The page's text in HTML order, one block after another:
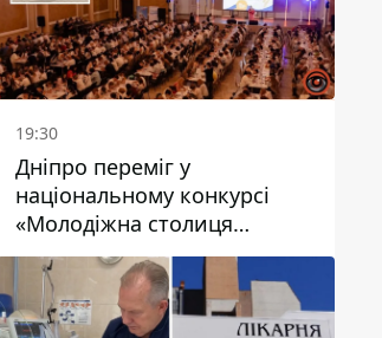
19:30
Дніпро переміг у
національному конкурсі
«Молодіжна столиця
України – 2026»